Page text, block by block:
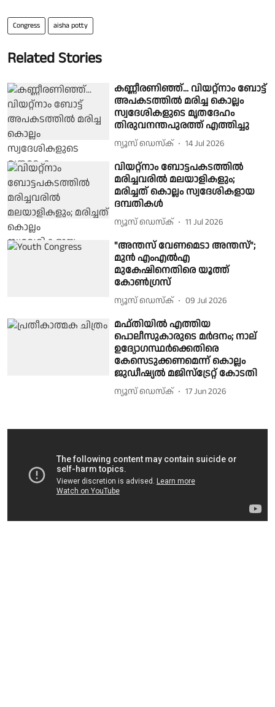
Congress aisha potty
Related Stories
കണ്ണീരണിഞ്ഞ്... വിയറ്റ്‌നാം ബോട്ട്
അപകടത്തിൽ മരിച്ച കൊല്ലം
സ്വദേശികളുടെ മൃതദേഹം
തിരുവനന്തപുരത്ത് എത്തിച്ചു
ന്യൂസ് ഡെസ്ക് 14 Jul 2026
വിയറ്റ്നാം ബോട്ടപകടത്തിൽ
മരിച്ചവരിൽ മലയാളികളും;
മരിച്ചത് കൊല്ലം സ്വദേശികളായ
ദമ്പതികൾ
ന്യൂസ് ഡെസ്ക് 11 Jul 2026
"അന്തസ് വേണമെടാ അന്തസ്";
മുൻ എംഎൽഎ
മുകേഷിനെതിരെ യൂത്ത്
കോൺഗ്രസ്
ന്യൂസ് ഡെസ്ക് 09 Jul 2026
മഫ്തിയിൽ എത്തിയ
പൊലീസുകാരുടെ മർദനം; നാല്
ഉദ്യോ​ഗസ്ഥർക്കെതിരെ
കേസെടുക്കണമെന്ന് കൊല്ലം
ജുഡീഷ്യൽ മജിസ്ട്രേറ്റ് കോടതി
ന്യൂസ് ഡെസ്ക് 17 Jun 2026